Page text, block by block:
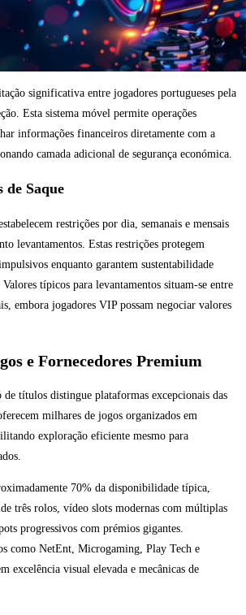
significativa entre jogadores portugueses pela
Esta sistema móvel permite operações
informações financeiros diretamente com a
camada adicional de segurança económica.
de Saque
restrições por dia, semanais e mensais
levantamentos. Estas restrições protegem
enquanto garantem sustentabilidade
típicos para levantamentos situam-se entre
embora jogadores VIP possam negociar valores
e Fornecedores Premium
títulos distingue plataformas excepcionais das
milhares de jogos organizados em
exploração eficiente mesmo para
70% da disponibilidade típica,
três rolos, vídeo slots modernas com múltiplas
progressivos com prémios gigantes.
como NetEnt, Microgaming, Play Tech e
excelência visual elevada e mecânicas de